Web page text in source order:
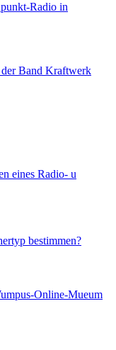
Radio in
Band Kraftwerk
eines Radio- u
bestimmen?
Online-Mueum